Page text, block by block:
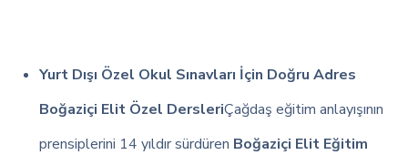
Yurt Dışı Özel Okul Sınavları İçin Doğru Adres
Boğaziçi Elit Özel DersleriÇağdaş eğitim anlayışının
prensiplerini 14 yıldır sürdüren Boğaziçi Elit Eğitim